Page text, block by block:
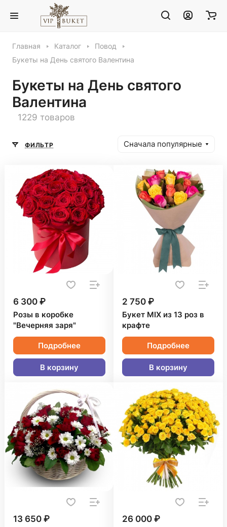
Главная Каталог
Повод
Букеты на День святого Валентина
Букеты на День святого
Валентина
1229 товаров
ФИЛЬТР Сначала популярные
6 300 ₽
Розы в коробке
"Вечерняя заря"
Подробнее
В корзину
2 750 ₽
Букет MIX из 13 роз в
крафте
Подробнее
В корзину
13 650 ₽ 26 000 ₽